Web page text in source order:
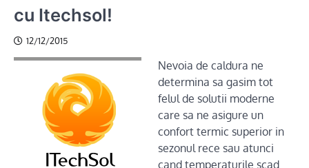
cu Itechsol!
12/12/2015
Nevoia de caldura ne
determina sa gasim tot
felul de solutii moderne
care sa ne asigure un
confort termic superior in
sezonul rece sau atunci
cand temperaturile scad